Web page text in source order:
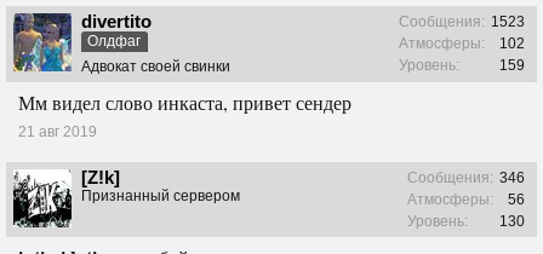
divertito
Олдфаг
Адвокат своей свинки
Сообщения: 1523
Атмосферы:
102
Уровень:
159
Мм видел слово инкаста, привет сендер
21 авг 2019
[Z!k]
Признанный сервером
Сообщения: 346
Атмосферы:
56
Уровень:
130